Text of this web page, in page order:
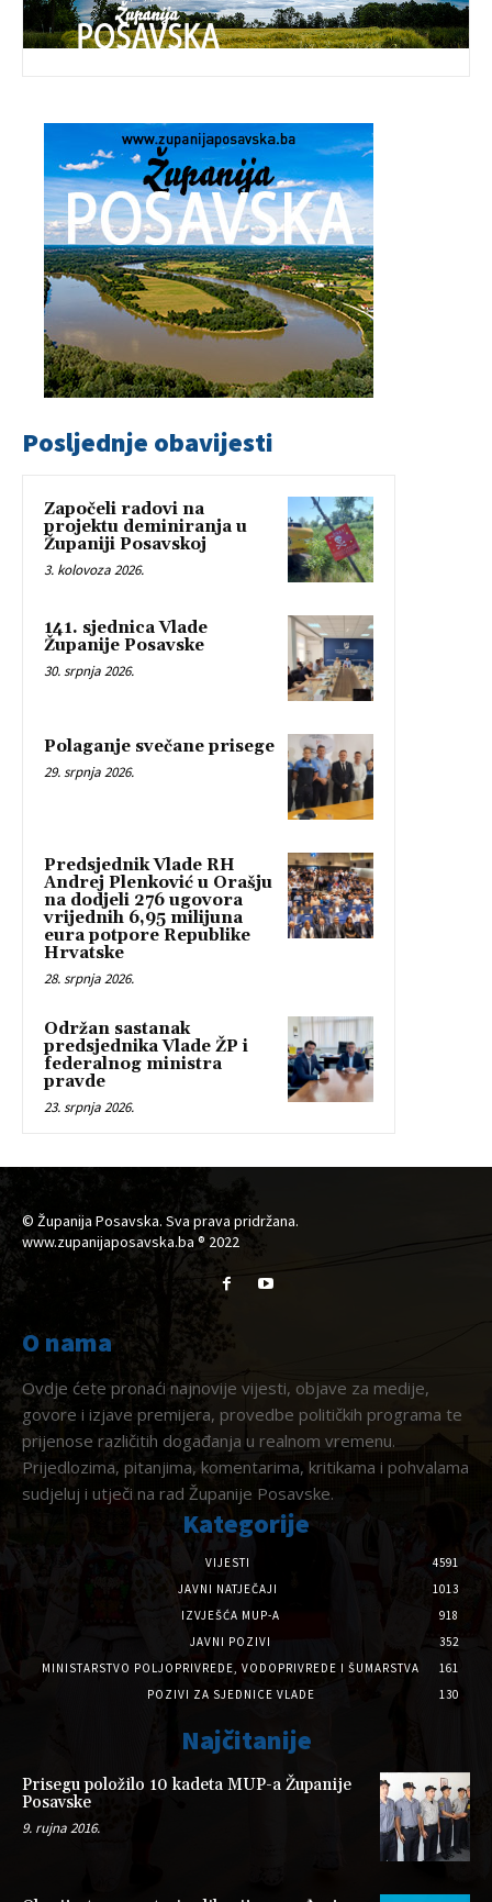
Posljednje obavijesti
Započeli radovi na
projektu deminiranja u
Županiji Posavskoj
3. kolovoza 2026.
141. sjednica Vlade
Županije Posavske
30. srpnja 2026.
Polaganje svečane prisege
29. srpnja 2026.
Predsjednik Vlade RH
Andrej Plenković u Orašju
na dodjeli 276 ugovora
vrijednih 6,95 milijuna
eura potpore Republike
Hrvatske
28. srpnja 2026.
Održan sastanak
predsjednika Vlade ŽP i
federalnog ministra
pravde
23. srpnja 2026.
© Županija Posavska. Sva prava pridržana.
www.zupanijaposavska.ba ® 2022
O nama
Ovdje ćete pronaći najnovije vijesti, objave za medije,
govore i izjave premijera, provedbe političkih programa te
prijenose različitih događanja u realnom vremenu.
Prijedlozima, pitanjima, komentarima, kritikama i pohvalama
sudjeluj i utječi na rad Županije Posavske.
Kategorije
VIJESTI
4591
JAVNI NATJEČAJI
1013
IZVJEŠĆA MUP-A
918
JAVNI POZIVI
352
MINISTARSTVO POLJOPRIVREDE, VODOPRIVREDE I ŠUMARSTVA
161
POZIVI ZA SJEDNICE VLADE
130
Najčitanije
Prisegu položilo 10 kadeta MUP-a Županije
Posavske
9. rujna 2016.